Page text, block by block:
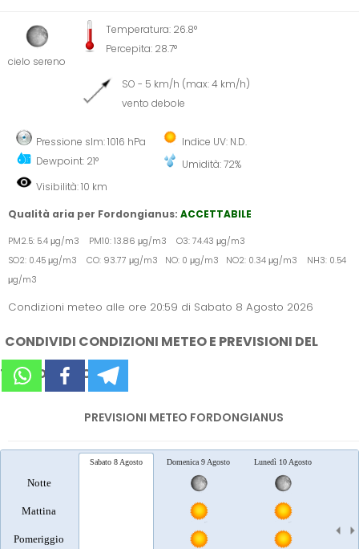
cielo sereno
Temperatura: 26.8°
Percepita: 28.7°
SO - 5 km/h (max: 4 km/h)
vento debole
Pressione slm: 1016 hPa
Dewpoint: 21°
Indice UV: N.D.
Umidità: 72%
Visibilità: 10 km
Qualità aria per Fordongianus: ACCETTABILE
PM2.5: 5.4 μg/m3 PM10: 13.86 μg/m3 O3: 74.43 μg/m3
SO2: 0.45 μg/m3 CO: 93.77 μg/m3 NO: 0 μg/m3 NO2: 0.34 μg/m3 NH3: 0.54
μg/m3
Condizioni meteo alle ore 20:59 di Sabato 8 Agosto 2026
CONDIVIDI CONDIZIONI METEO E PREVISIONI DEL
TEMPO SUI SOCIAL
PREVISIONI METEO FORDONGIANUS
Notte
Mattina
Pomeriggio
Sabato 8 Agosto Domenica 9 Agosto Lunedì 10 Agosto